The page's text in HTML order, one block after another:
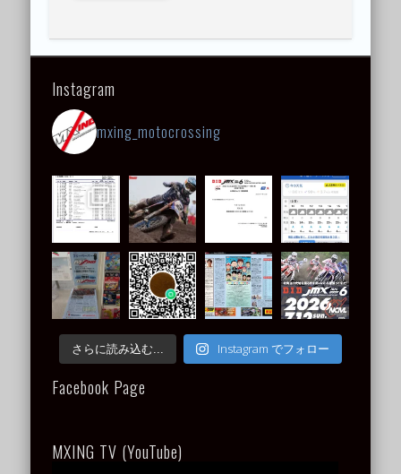
Instagram
mxing_motocrossing
さらに読み込む... Instagram でフォロー
Facebook Page
MXING TV (YouTube)